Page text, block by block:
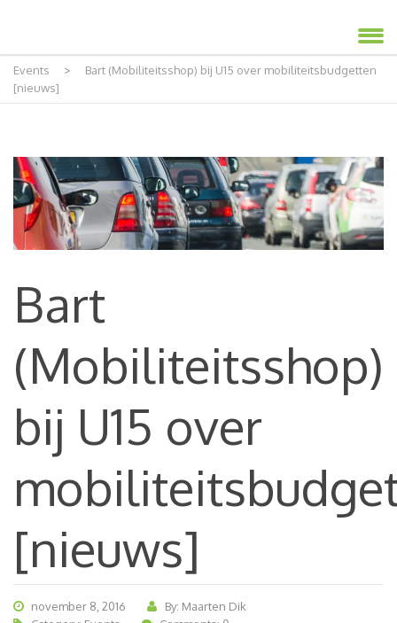
Events >
Bart (Mobiliteitsshop) bij U15 over mobiliteitsbudgetten
[nieuws]
Bart
(Mobiliteitsshop)
bij U15 over
[nieuws]
november 8, 2016
By: Maarten Dik